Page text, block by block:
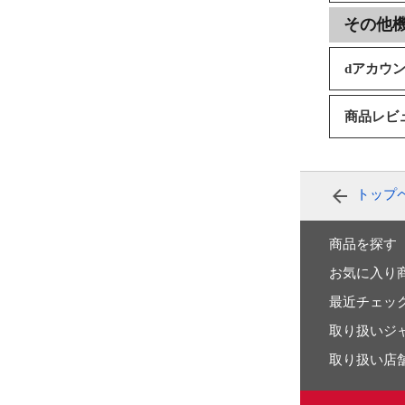
その他
dアカウ
商品レビ
トップ
商品を探す
お気に入り
最近チェッ
取り扱いジ
取り扱い店